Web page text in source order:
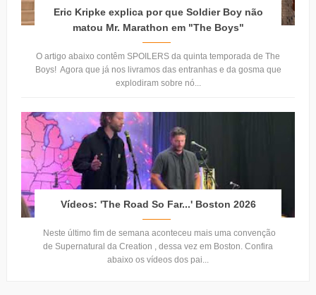
Eric Kripke explica por que Soldier Boy não
matou Mr. Marathon em "The Boys"
O artigo abaixo contêm SPOILERS da quinta temporada de The
Boys! Agora que já nos livramos das entranhas e da gosma que
explodiram sobre nó...
Vídeos: 'The Road So Far...' Boston 2026
Neste último fim de semana aconteceu mais uma convenção
de Supernatural da Creation , dessa vez em Boston. Confira
abaixo os vídeos dos pai...